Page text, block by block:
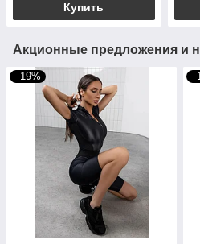
Купить
Акционные предложения и
–19%